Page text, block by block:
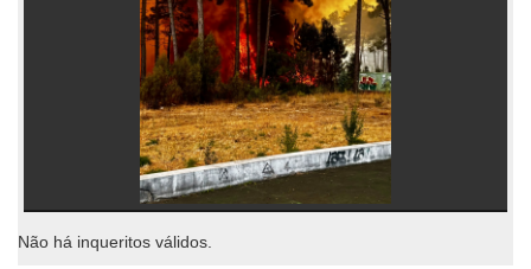
Não há inqueritos válidos.